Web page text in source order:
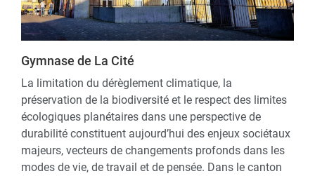
Gymnase de La Cité
La limitation du dérèglement climatique, la
préservation de la biodiversité et le respect des limites
écologiques planétaires dans une perspective de
durabilité constituent aujourd’hui des enjeux sociétaux
majeurs, vecteurs de changements profonds dans les
modes de vie, de travail et de pensée. Dans le canton